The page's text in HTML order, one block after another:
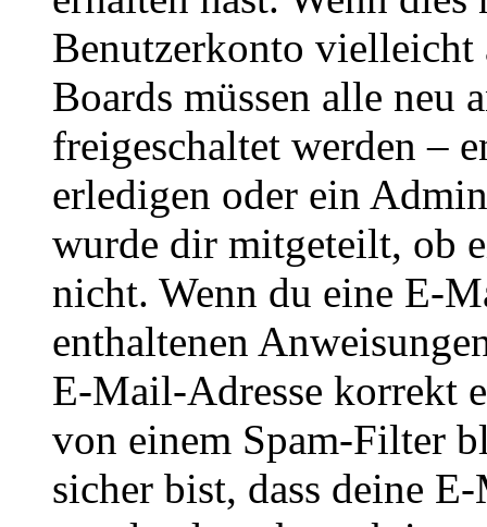
Benutzerkonto
Boards müssen alle neu
freigeschaltet werden –
erledigen oder ein
wurde dir mitgeteilt, ob
nicht. Wenn du eine E-
enthaltenen
E-Mail-Adresse korrekt
von einem Spam-Filter
sicher bist, dass deine